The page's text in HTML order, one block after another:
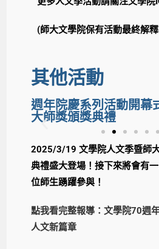
(師大文學院保有活動最終解
其他活動
週年院慶系列活動開幕
大師獎頒獎典禮
2025/3/19 文學院人文季暨師
典禮盛大登場！接下來將會有
位師生踴躍參與！
點我看完整報導：文學院70週
人文新篇章